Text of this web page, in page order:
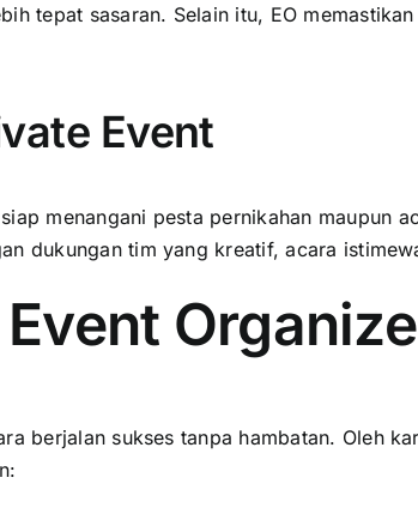
tepat sasaran. Selain itu, EO
Event
menangani pesta pernikahan maupun
dukungan tim yang kreatif, acara
berjalan sukses tanpa hambatan. Oleh